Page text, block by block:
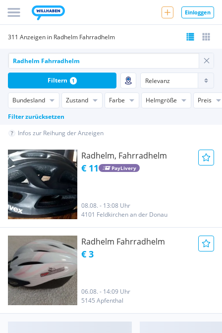
Einloggen
311 Anzeigen in Radhelm Fahrradhelm
Bundesland Zustand Farbe Helmgröße
Preis
Filter zurücksetzen
Filtern 1
Infos zur Reihung der Anzeigen
Radhelm, Fahrradhelm
€ 11 PayLivery
08.08. - 13:08 Uhr
4101 Feldkirchen an der Donau
Radhelm Fahrradhelm
€ 3
06.08. - 14:09 Uhr
5145 Apfenthal